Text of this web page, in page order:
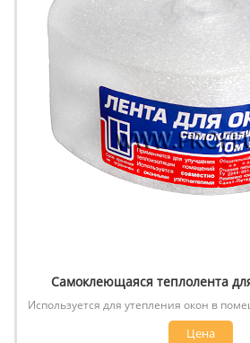
Самоклеющаяся теплолента
Используется для утепления окон в
Цена